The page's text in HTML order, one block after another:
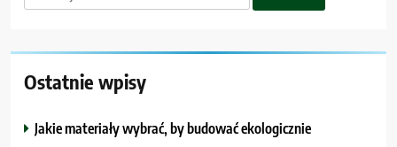
Ostatnie wpisy
Jakie materiały wybrać, by budować ekologicznie